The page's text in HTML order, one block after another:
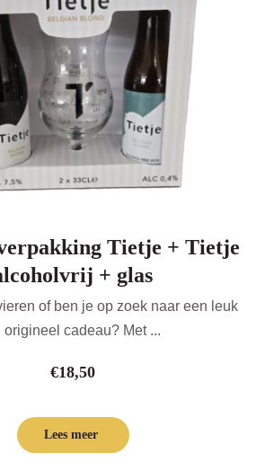
Tietje + Tietje
+ glas
of ben je op zoek naar een leuk
origineel cadeau? Met ...
€18,50
Lees meer